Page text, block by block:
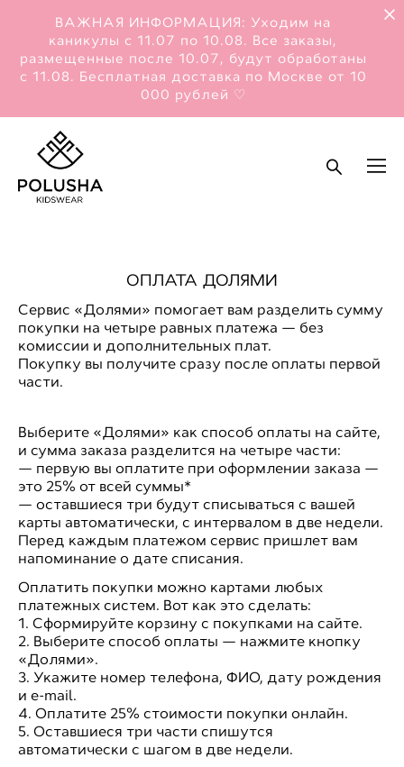
ВАЖНАЯ ИНФОРМАЦИЯ: Уходим на
каникулы с 11.07 по 10.08. Все заказы,
размещенные после 10.07, будут обработаны
с 11.08. Бесплатная доставка по Москве от 10
000 рублей ♡
ОПЛАТА ДОЛЯМИ
Сервис «Долями» помогает вам разделить сумму
покупки на четыре равных платежа — без
комиссии и дополнительных плат.
Покупку вы получите сразу после оплаты первой
части.
Выберите «Долями» как способ оплаты на сайте,
и сумма заказа разделится на четыре части:
— первую вы оплатите при оформлении заказа —
это 25% от всей суммы*
— оставшиеся три будут списываться с вашей
карты автоматически, с интервалом в две недели.
Перед каждым платежом сервис пришлет вам
напоминание о дате списания.
Оплатить покупки можно картами любых
платежных систем. Вот как это сделать:
1. Сформируйте корзину с покупками на сайте.
2. Выберите способ оплаты — нажмите кнопку
«Долями».
3. Укажите номер телефона, ФИО, дату рождения
и e-mail.
4. Оплатите 25% стоимости покупки онлайн.
5. Оставшиеся три части спишутся
автоматически с шагом в две недели.